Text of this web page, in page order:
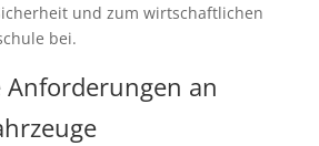
und zum wirtschaftlichen
bei.
Anforderungen an